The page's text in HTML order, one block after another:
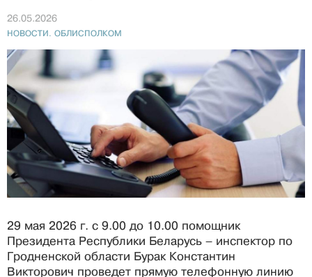
26.05.2026
НОВОСТИ. ОБЛИСПОЛКОМ
29 мая 2026 г. с 9.00 до 10.00 помощник
Президента Республики Беларусь – инспектор по
Гродненской области Бурак Константин
Викторович проведет прямую телефонную линию